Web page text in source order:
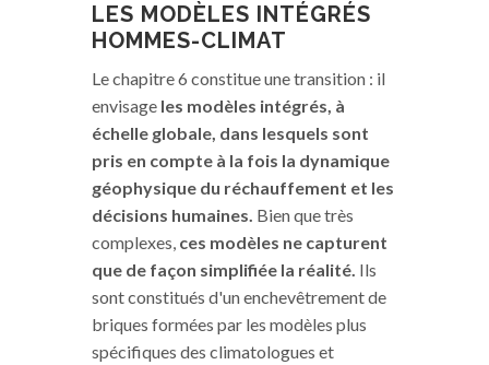
LES MODÈLES INTÉGRÉS
HOMMES-CLIMAT
Le chapitre 6 constitue une transition : il
envisage les modèles intégrés, à
échelle globale, dans lesquels sont
pris en compte à la fois la dynamique
géophysique du réchauffement et les
décisions humaines. Bien que très
complexes, ces modèles ne capturent
que de façon simplifiée la réalité. Ils
sont constitués d'un enchevêtrement de
briques formées par les modèles plus
spécifiques des climatologues et